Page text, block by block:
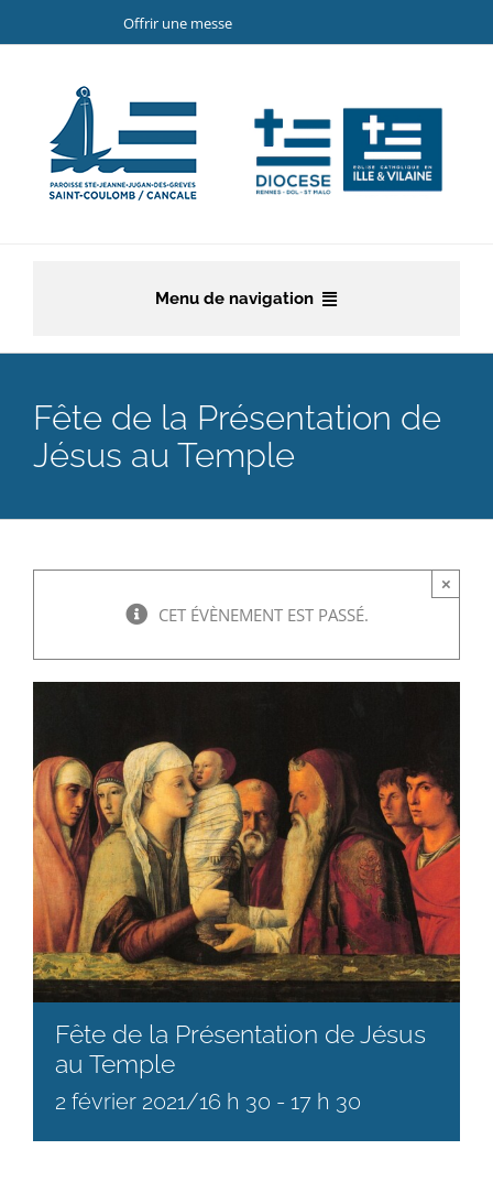
au
Offrir une messe
Menu de navigation
La paroisse
Contact
Fête de la Présentation de
Jésus au Temple
CET ÉVÈNEMENT EST PASSÉ.
×
Fête de la Présentation de Jésus
au Temple
2 février 2021/16 h 30 - 17 h 30